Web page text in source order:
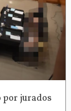
por jurados